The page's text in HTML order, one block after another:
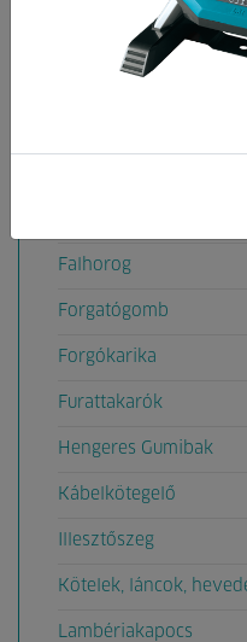
Billenőhorog
Falhorog
Forgatógomb
Forgókarika
Furattakarók
Hengeres Gumibak
Kábelkötegelő
Illesztőszeg
Kötelek, láncok,
Lambériakapocs